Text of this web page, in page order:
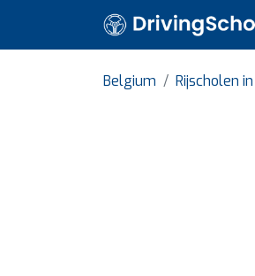
Belgium Rijscholen